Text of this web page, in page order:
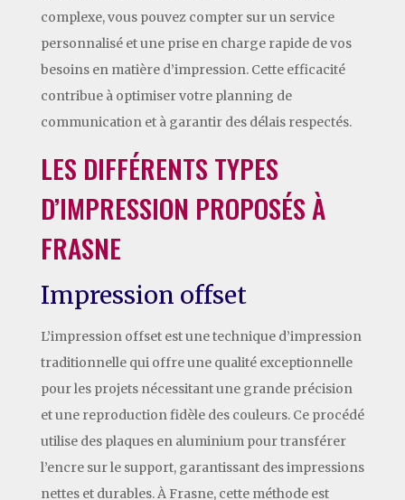
complexe, vous pouvez compter sur un service
personnalisé et une prise en charge rapide de vos
besoins en matière d’impression. Cette efficacité
contribue à optimiser votre planning de
communication et à garantir des délais respectés.
LES DIFFÉRENTS TYPES
D’IMPRESSION PROPOSÉS À
FRASNE
Impression offset
L’impression offset est une technique d’impression
traditionnelle qui offre une qualité exceptionnelle
pour les projets nécessitant une grande précision
et une reproduction fidèle des couleurs. Ce procédé
utilise des plaques en aluminium pour transférer
l’encre sur le support, garantissant des impressions
nettes et durables. À Frasne, cette méthode est